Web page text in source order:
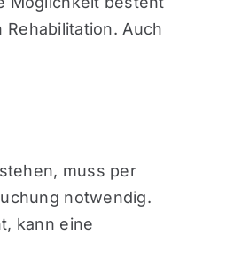
Auch
muss per
notwendig.
kann eine